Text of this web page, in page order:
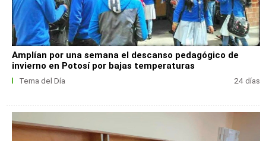
Amplían por una semana el descanso pedagógico de
invierno en Potosí por bajas temperaturas
Tema del Día 24 días